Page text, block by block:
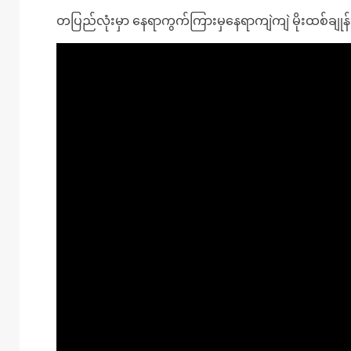
တပြည်လုံးမှာ နေရာကွက်ကြားမှနေရာကျဲကျဲ မိုးထစ်ချုန်